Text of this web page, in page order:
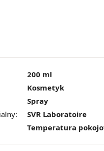
200 ml
Kosmetyk
Spray
SVR Laboratoire
Temperatura